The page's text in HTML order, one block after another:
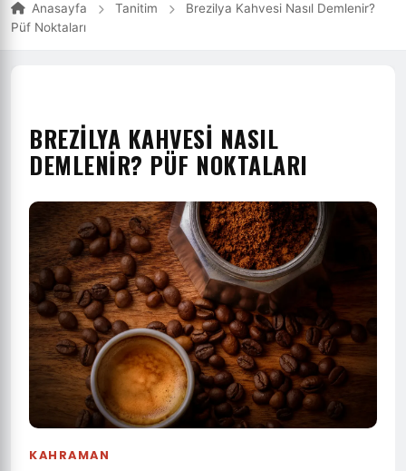
Anasayfa Tanitim
Brezilya Kahvesi Nasıl Demlenir?
Püf Noktaları
KAHRAMAN
BREZILYA KAHVESI NASIL
DEMLENIR? PÜF NOKTALARI